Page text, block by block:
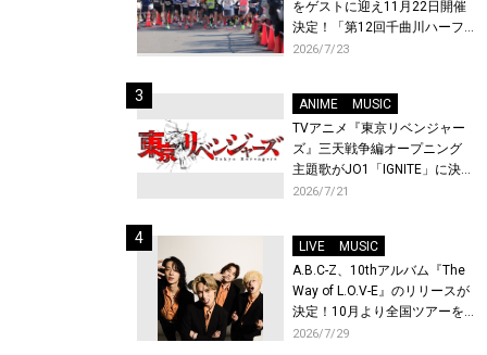
をゲストに迎え11月22日開催
決定！「第12回千曲川ハーフ
マラソン」エントリー受付開
2026/7/23
ANIME
MUSIC
TVアニメ『東京リベンジャー
ズ』三天戦争編オープニング
主題歌がJO1「IGNITE」に決
定！メンバー全員から喜びと
先行上映会を開催！
2026/7/21
LIVE
MUSIC
A.B.C-Z、10thアルバム『The
Way of L.O.V-E』のリリースが
決定！10月より全国ツアーを
開催！
2026/7/29